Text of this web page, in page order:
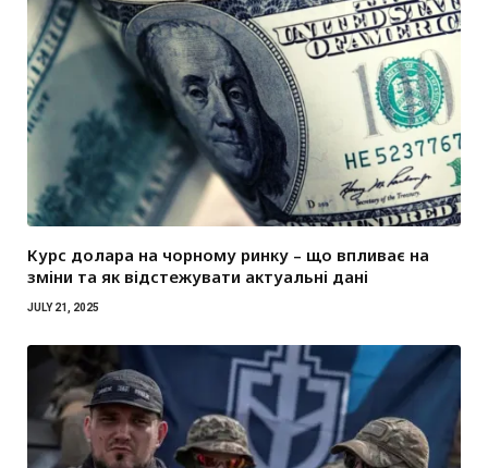
Курс долара на чорному ринку – що впливає на
зміни та як відстежувати актуальні дані
JULY 21, 2025